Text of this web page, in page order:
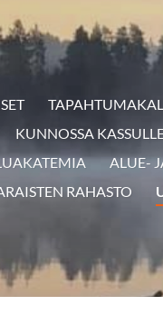
KUNNOSSA
ALUE-
RAHASTO